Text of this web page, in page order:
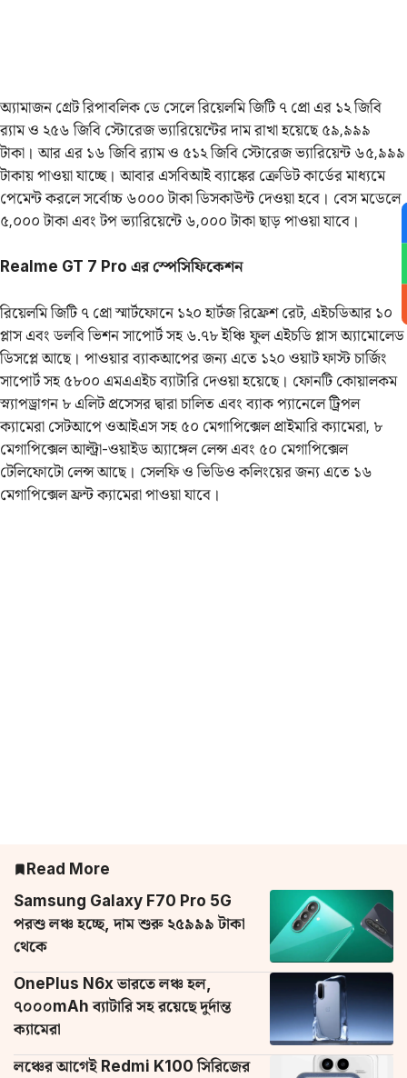
অ্যামাজন গ্রেট রিপাবলিক ডে সেলে রিয়েলমি জিটি ৭ প্রো এর ১২ জিবি
র‌্যাম ও ২৫৬ জিবি স্টোরেজ ভ্যারিয়েন্টের দাম রাখা হয়েছে ৫৯,৯৯৯
টাকা। আর এর ১৬ জিবি র‌্যাম ও ৫১২ জিবি স্টোরেজ ভ্যারিয়েন্ট ৬৫,৯৯৯
টাকায় পাওয়া যাচ্ছে। আবার এসবিআই ব্যাঙ্কের ক্রেডিট কার্ডের মাধ্যমে
পেমেন্ট করলে সর্বোচ্চ ৬০০০ টাকা ডিসকাউন্ট দেওয়া হবে। বেস মডেলে
৫,০০০ টাকা এবং টপ ভ্যারিয়েন্টে ৬,০০০ টাকা ছাড় পাওয়া যাবে।
Realme GT 7 Pro এর স্পেসিফিকেশন
রিয়েলমি জিটি ৭ প্রো স্মার্টফোনে ১২০ হার্টজ রিফ্রেশ রেট, এইচডিআর ১০
প্লাস এবং ডলবি ভিশন সাপোর্ট সহ ৬.৭৮ ইঞ্চি ফুল এইচডি প্লাস অ্যামোলেড
ডিসপ্লে আছে। পাওয়ার ব্যাকআপের জন্য এতে ১২০ ওয়াট ফাস্ট চার্জিং
সাপোর্ট সহ ৫৮০০ এমএএইচ ব্যাটারি দেওয়া হয়েছে। ফোনটি কোয়ালকম
স্ন্যাপড্রাগন ৮ এলিট প্রসেসর দ্বারা চালিত এবং ব্যাক প্যানেলে ট্রিপল
ক্যামেরা সেটআপে ওআইএস সহ ৫০ মেগাপিক্সেল প্রাইমারি ক্যামেরা, ৮
মেগাপিক্সেল আল্ট্রা-ওয়াইড অ্যাঙ্গেল লেন্স এবং ৫০ মেগাপিক্সেল
টেলিফোটো লেন্স আছে। সেলফি ও ভিডিও কলিংয়ের জন্য এতে ১৬
মেগাপিক্সেল ফ্রন্ট ক্যামেরা পাওয়া যাবে।
Read More
Samsung Galaxy F70 Pro 5G
পরশু লঞ্চ হচ্ছে, দাম শুরু ২৫৯৯৯ টাকা
থেকে
OnePlus N6x ভারতে লঞ্চ হল,
৭০০০mAh ব্যাটারি সহ রয়েছে দুর্দান্ত
ক্যামেরা
লঞ্চের আগেই Redmi K100 সিরিজের